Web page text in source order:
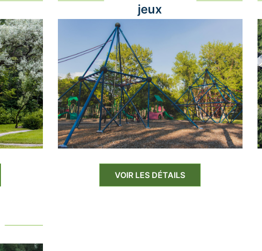
jeux
VOIR LES DÉTAILS